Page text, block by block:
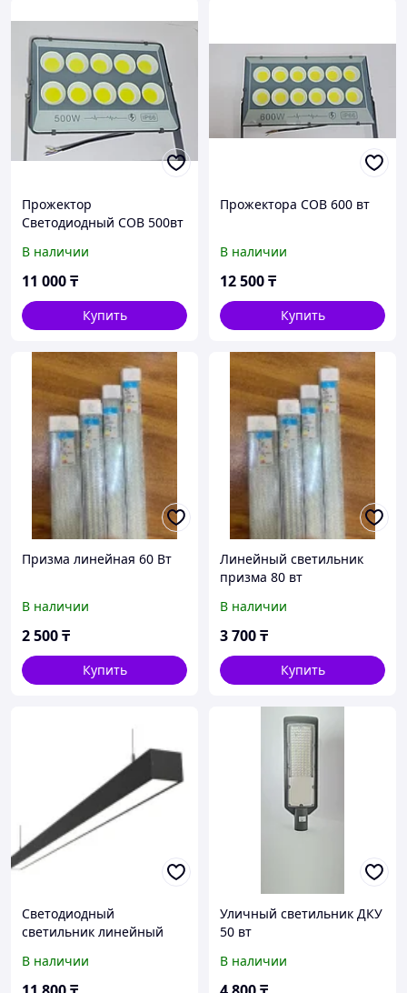
Прожектор
Светодиодный СОВ 500вт
В наличии
11 000₸
Купить
Прожектора СОВ 600 вт
В наличии
12 500₸
Купить
Призма линейная 60 Вт
В наличии
2 500₸
Купить
Линейный светильник
призма 80 вт
В наличии
3 700₸
Купить
Светодиодный
светильник линейный
В наличии
Уличный светильник ДКУ
50 вт
В наличии